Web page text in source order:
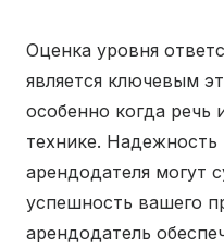
Оценка уровня
является ключевым
особенно когда речь
технике.
арендодателя могут
успешность вашего
арендодатель